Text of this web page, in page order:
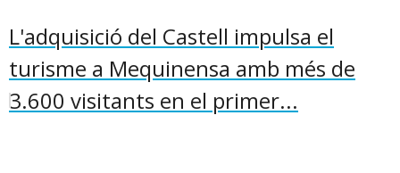
L'adquisició del Castell impulsa el
turisme a Mequinensa amb més de
3.600 visitants en el primer...